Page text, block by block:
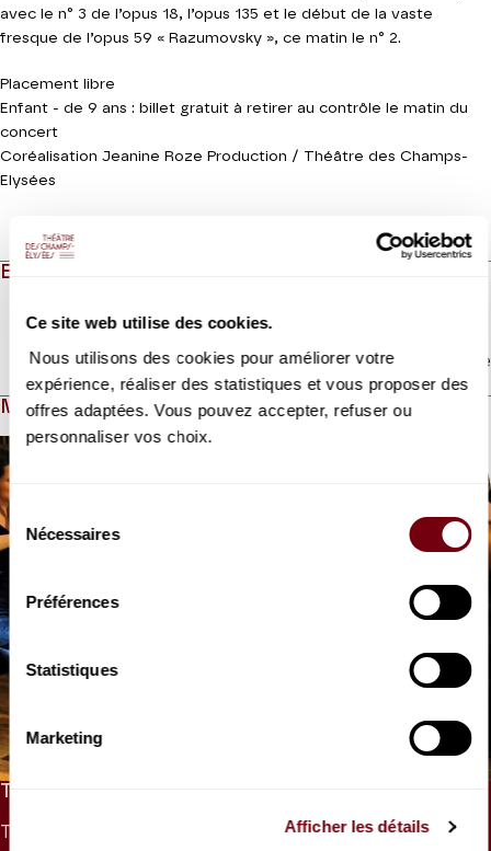
Ce site web utilise des cookies.
Nous utilisons des cookies pour améliorer votre
expérience, réaliser des statistiques et vous proposer des
offres adaptées. Vous pouvez accepter, refuser ou
personnaliser vos choix.
Sélection
du Nécessaires
Préférences
Statistiques
Marketing
Afficher les détails
avec le n° 3 de l’opus 18, l’opus 135 et le début de la vaste
fresque de l’opus 59 « Razumovsky », ce matin le n° 2.
Placement libre
Enfant - de 9 ans : billet gratuit à retirer au contrôle le matin du
concert
Coréalisation Jeanine Roze Production / Théâtre des Champs-
Elysées
EN QUELQUES MOTS
Lire la suite
MÉDIAS HORS-CHAMPS
Modifier la slide de ce carousel modifiera également la
VIDEO
Beethoven
TARIF UNIQUE